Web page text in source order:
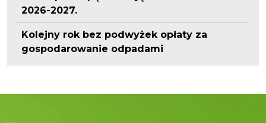
2026-2027.
Kolejny rok bez podwyżek opłaty za
gospodarowanie odpadami